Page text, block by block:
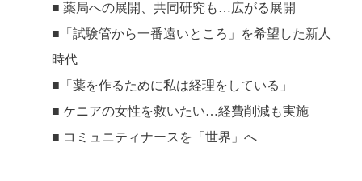
■ 薬局への展開、共同研究も…広がる展開
■「試験管から一番遠いところ」を希望した新人
時代
■「薬を作るために私は経理をしている」
■ ケニアの女性を救いたい…経費削減も実施
■ コミュニティナースを「世界」へ